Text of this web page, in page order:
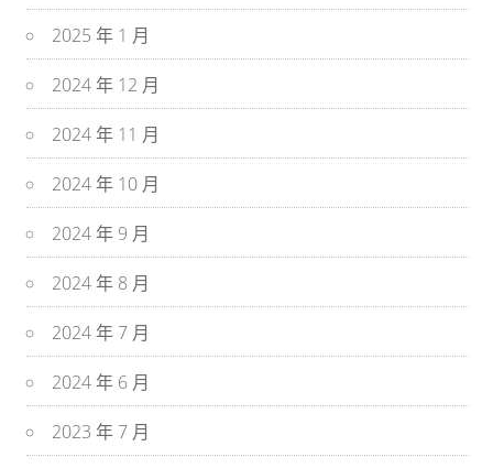
2025 年 1 月
2024 年 12 月
2024 年 11 月
2024 年 10 月
2024 年 9 月
2024 年 8 月
2024 年 7 月
2024 年 6 月
2023 年 7 月